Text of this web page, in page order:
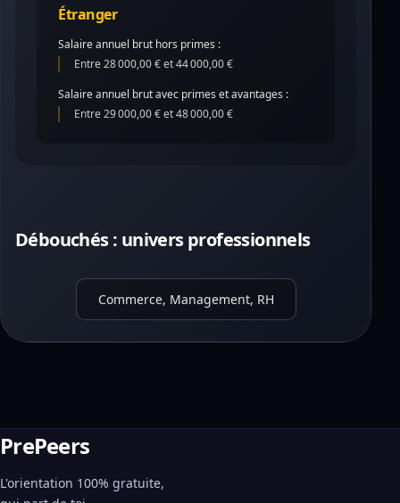
Étranger
Salaire annuel brut hors primes :
Entre 28 000,00 € et 44 000,00 €
Salaire annuel brut avec primes et avantages :
Entre 29 000,00 € et 48 000,00 €
Débouchés : univers professionnels
Commerce, Management, RH
PrePeers
L'orientation 100% gratuite,